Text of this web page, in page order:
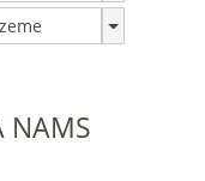
NAMS